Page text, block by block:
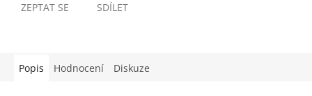
ZEPTAT SE SDÍLET
Popis Hodnocení Diskuze